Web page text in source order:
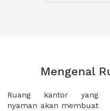
Mengenal
Ruang kantor yang
nyaman akan membuat
dapat membantu
pengurusan legalitas